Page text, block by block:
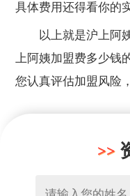
具体费用还得看你的
以上就是沪上阿姨
上阿姨加盟费多少钱
您认真评估加盟风险